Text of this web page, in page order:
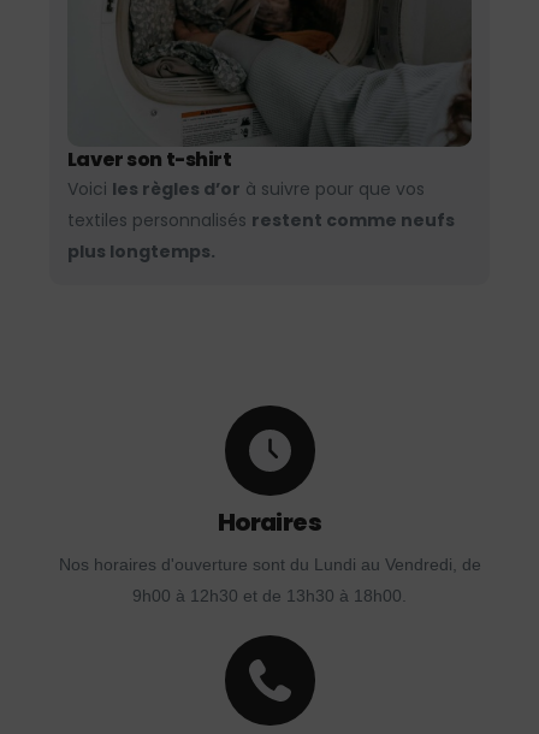
Laver son t-shirt
Voici les règles d’or à suivre pour que vos
textiles personnalisés restent comme neufs
plus longtemps.
Horaires
Nos horaires d'ouverture sont du Lundi au Vendredi, de
9h00 à 12h30 et de 13h30 à 18h00.